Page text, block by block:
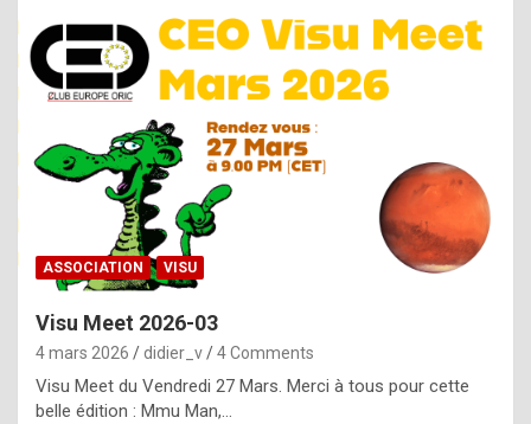
i
n
e
R
o
p
l
ASSOCIATION VISU
Visu Meet 2026-03
4 mars 2026 didier_v 4 Comments
Visu Meet du Vendredi 27 Mars. Merci à tous pour cette
belle édition : Mmu Man,…